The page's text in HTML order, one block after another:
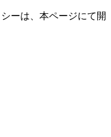
ーは、本ページにて開